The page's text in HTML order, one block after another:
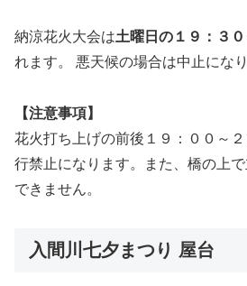
納涼花火大会は土曜日の１９：３
れます。 悪天候の場合は中止になり
【注意事項】
花火打ち上げの前後１９：００～
行禁止になります。また、橋の上
できません。
入間川七夕まつり 屋台